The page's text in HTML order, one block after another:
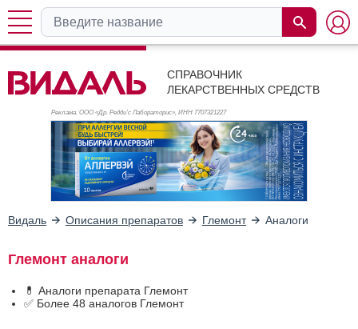
СПРАВОЧНИК
ЛЕКАРСТВЕННЫХ СРЕДСТВ
Реклама. ООО «Др. Редди’с Лабораторис», ИНН 7707321227
Видаль Описания препаратов Глемонт Аналоги
Глемонт аналоги
💊 Аналоги препарата Глемонт
✅ Более 48 аналогов Глемонт